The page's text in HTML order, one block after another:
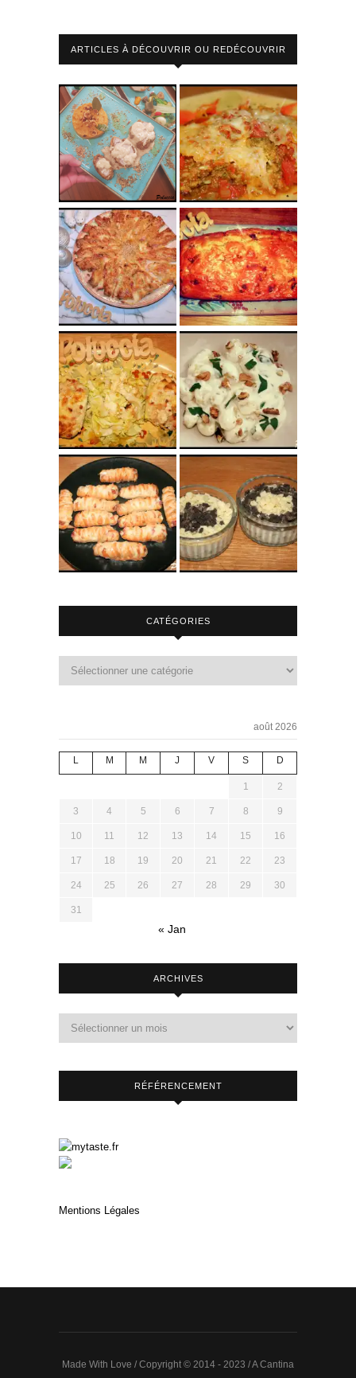
ARTICLES À DÉCOUVRIR OU REDÉCOUVRIR
CATÉGORIES
août 2026
L M M J V S D
1 2
3 4 5 6 7 8 9
10 11 12 13 14 15 16
17 18 19 20 21 22 23
24 25 26 27 28 29 30
31
« Jan
ARCHIVES
RÉFÉRENCEMENT
Mentions Légales
Made With Love / Copyright © 2014 - 2023 / A Cantina